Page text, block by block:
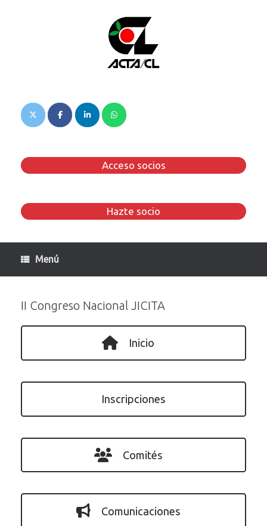
Acceso socios
Hazte socio
Menú
II Congreso Nacional JICITA
Inicio
Inscripciones
Comités
Comunicaciones